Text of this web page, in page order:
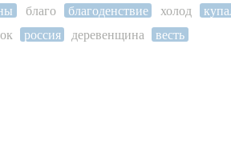
благо благоденствие холод
россия деревенщина весть